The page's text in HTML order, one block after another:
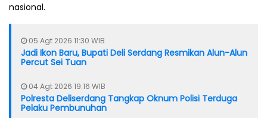
nasional.
05 Agt 2026 11:30 WIB
Jadi Ikon Baru, Bupati Deli Serdang Resmikan Alun-Alun
Percut Sei Tuan
04 Agt 2026 19:16 WIB
Polresta Deliserdang Tangkap Oknum Polisi Terduga
Pelaku Pembunuhan